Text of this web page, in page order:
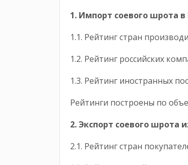
1. Импорт соевого шрота в
1.1. Рейтинг стран
1.2. Рейтинг российских
1.3. Рейтинг иностранных
Рейтинги построены по
2. Экспорт соевого шрота
2.1. Рейтинг стран